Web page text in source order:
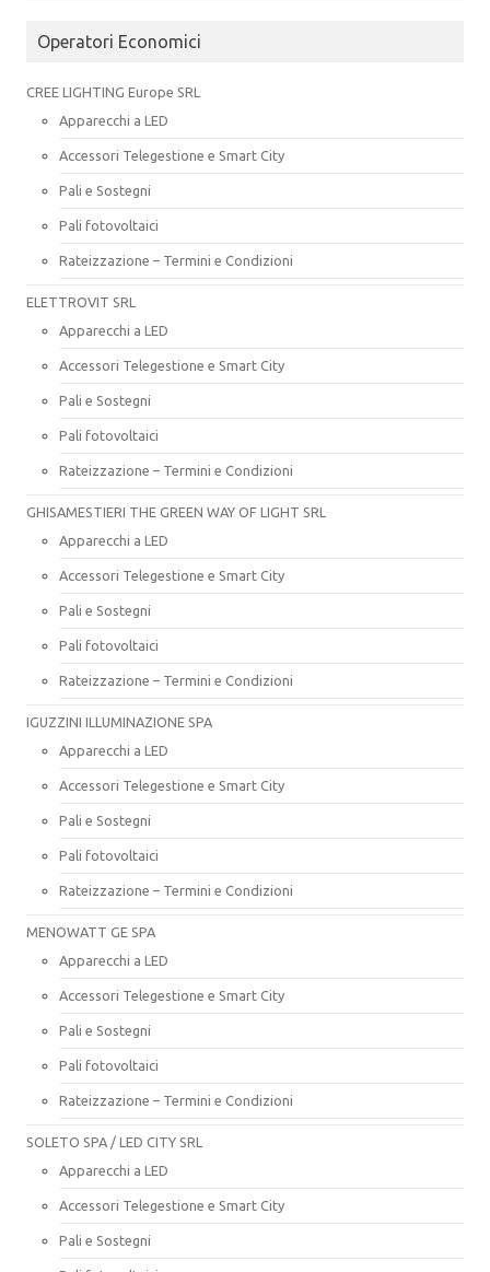
Operatori Economici
CREE LIGHTING Europe SRL
Apparecchi a LED
Accessori Telegestione e Smart City
Pali e Sostegni
Pali fotovoltaici
Rateizzazione – Termini e Condizioni
ELETTROVIT SRL
Apparecchi a LED
Accessori Telegestione e Smart City
Pali e Sostegni
Pali fotovoltaici
Rateizzazione – Termini e Condizioni
GHISAMESTIERI THE GREEN WAY OF LIGHT SRL
Apparecchi a LED
Accessori Telegestione e Smart City
Pali e Sostegni
Pali fotovoltaici
Rateizzazione – Termini e Condizioni
IGUZZINI ILLUMINAZIONE SPA
Apparecchi a LED
Accessori Telegestione e Smart City
Pali e Sostegni
Pali fotovoltaici
Rateizzazione – Termini e Condizioni
MENOWATT GE SPA
Apparecchi a LED
Accessori Telegestione e Smart City
Pali e Sostegni
Pali fotovoltaici
Rateizzazione – Termini e Condizioni
SOLETO SPA / LED CITY SRL
Apparecchi a LED
Accessori Telegestione e Smart City
Pali e Sostegni